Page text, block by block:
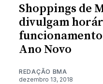
Shoppings de
divulgam
Ano Novo
REDAÇÃO BMA
dezembro 13, 2018